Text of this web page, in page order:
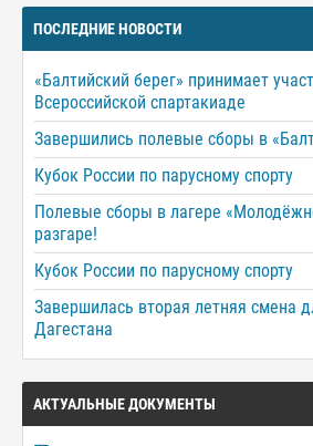
ПОСЛЕДНИЕ НОВОСТИ
«Балтийский берег» принимает
Всероссийской спартакиаде
Завершились полевые сборы в
Кубок России по парусному спорту
Полевые сборы в лагере
разгаре!
Кубок России по парусному спорту
Завершилась вторая летняя смена
Дагестана
АКТУАЛЬНЫЕ ДОКУМЕНТЫ